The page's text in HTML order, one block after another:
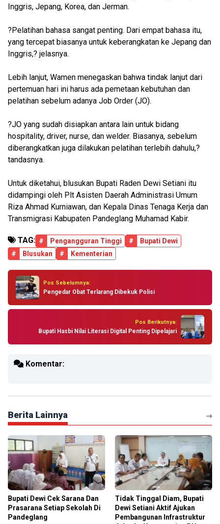
Inggris, Jepang, Korea, dan Jerman.
?Pelatihan bahasa sangat penting. Dari empat bahasa itu,
yang tercepat biasanya untuk keberangkatan ke Jepang dan
Inggris,? jelasnya.
Lebih lanjut, Wamen menegaskan bahwa tindak lanjut dari
pertemuan hari ini harus ada pemetaan kebutuhan dan
pelatihan sebelum adanya Job Order (JO).
?JO yang sudah disiapkan antara lain untuk bidang
hospitality, driver, nurse, dan welder. Biasanya, sebelum
diberangkatkan juga dilakukan pelatihan terlebih dahulu,?
tandasnya.
Untuk diketahui, blusukan Bupati Raden Dewi Setiani itu
didampingi oleh Plt Asisten Daerah Administrasi Umum
Riza Ahmad Kurniawan, dan Kepala Dinas Tenaga Kerja dan
Transmigrasi Kabupaten Pandeglang Muhamad Kabir.
TAG: # Pengangguran Tinggi #
Bupati Dewi
#
Blusukan # Kementerian
Pos Sebelumnya:
Pengedar Obat Terlarang Dibekuk Polisi
Pos Berikutnya:
Bupati Hasbi Nilai Literasi Digital Penting Dipelajari
Komentar:
Berita Lainnya
Bupati Dewi Cek Sarana Dan
Prasarana Setiap Sekolah Di
Pandeglang
Tidak Tinggal Diam, Bupati
Dewi Setiani Aktif Ajukan
Pembangunan Infrastruktur